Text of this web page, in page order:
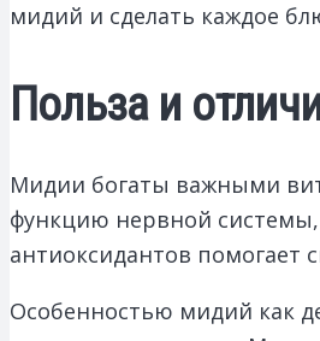
мидий и сделать каждое
Польза и
Мидии богаты важными
функцию нервной
антиоксидантов помогает
Особенностью мидий как